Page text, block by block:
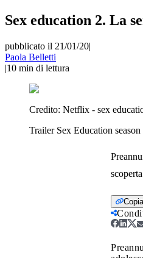
Sex education 2. La
pubblicato il 21/01/20|
Paola Belletti
|10 min di lettura
Credito: Netflix - sex
Trailer Sex Education season